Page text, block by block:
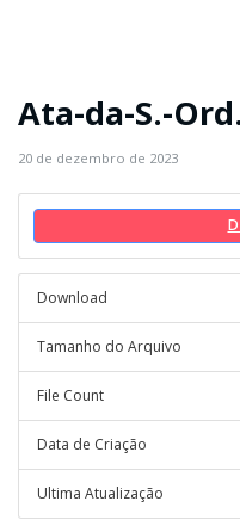
Ata-da-S.-
20 de dezembro de 2023
Download
Tamanho do Arquivo
File Count
Data de Criação
Ultima Atualização